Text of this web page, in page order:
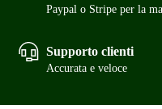
Paypal o Stripe per la
Supporto clienti
Accurata e veloce